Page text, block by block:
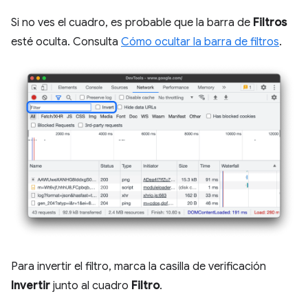
Si no ves el cuadro, es probable que la barra de Filtros
esté oculta. Consulta Cómo ocultar la barra de filtros.
Para invertir el filtro, marca la casilla de verificación
Invertir junto al cuadro Filtro.